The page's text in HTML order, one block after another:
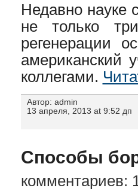
Недавно науке
не только
регенерации
американский
коллегами.
Автор: admin
13 апреля, 2013 at 9:52 дп
Способы
комментариев: